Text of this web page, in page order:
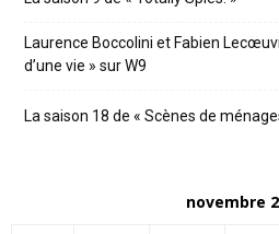
Laurence Boccolini et Fabien
d’une vie » sur W9
La saison 18 de « Scènes de
novembre